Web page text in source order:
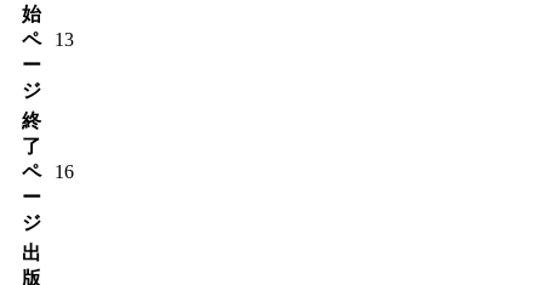
始
ペ
ー
ジ
13
終
了
ペ
ー
ジ
16
出
版